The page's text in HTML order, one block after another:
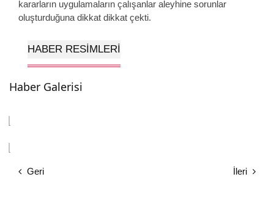
kararların uygulamaların çalışanlar aleyhine sorunlar
oluşturduğuna dikkat dikkat çekti.
HABER RESIMLERI
Haber Galerisi
Geri İleri